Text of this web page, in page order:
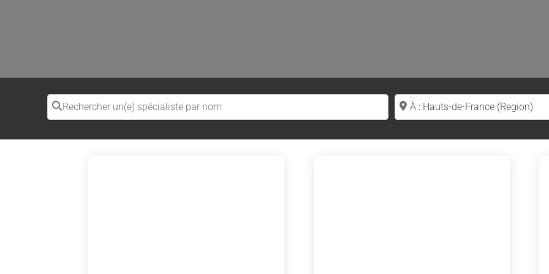
Rechercher un(e) spécialiste par nom Proche de (ville ou région)